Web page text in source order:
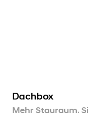
Dachbox
Mehr Stauraum.